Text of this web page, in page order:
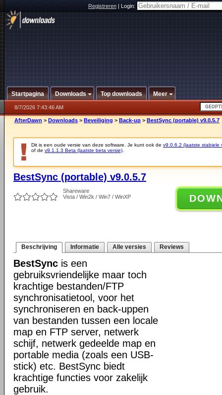
Registreren|Login:
Startpagina Downloads Top downloads Meer
8/7/2026 7:43:46 AM
AfterDawn > Downloads > Beveiliging > Back-up > BestSync (portable) v9.0.5.7
Dit is een oude versie van deze software. Je kunt ook de v9.0.6.2 (laatste stabiele
of de v9.1.1.3 Beta (laatste beta versie)
BestSync (portable) v9.0.5.7
Shareware
Vista / Win2k / Win7 / WinXP
Beschrijving Informatie Alle versies Reviews
BestSync is een
gebruiksvriendelijke maar toch
krachtige bestanden/FTP
synchronisatietool, voor het
synchroniseren en back-uppen
van bestanden tussen een locale
map en FTP server, netwerk
schijf, netwerk gedeelde map en
portable media (zoals een USB-
stick) etc. BestSync biedt
krachtige functies voor zakelijk
gebruik.